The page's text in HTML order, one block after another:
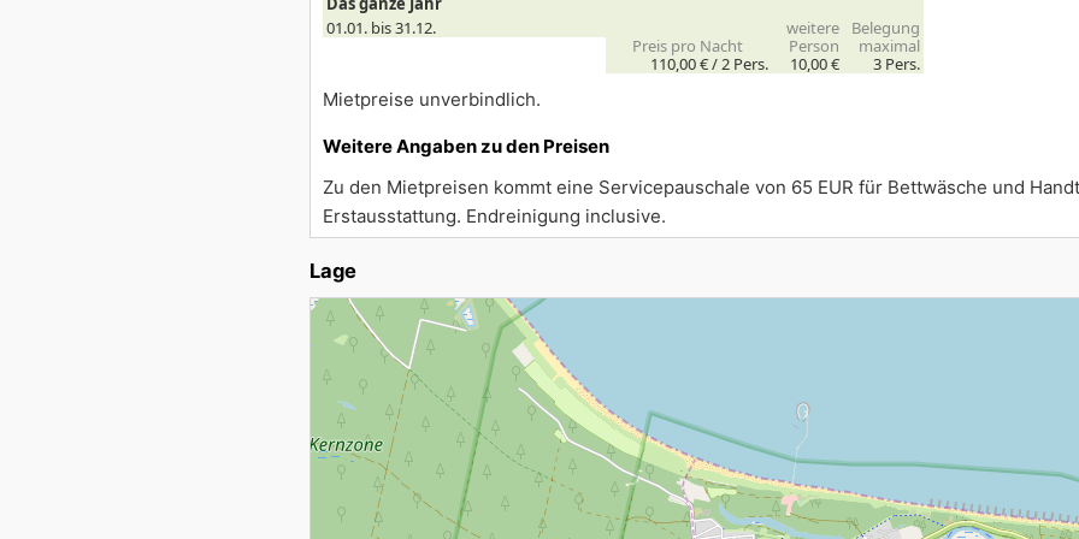
01.01. bis 31.12.
Preis pro Nacht
weitere
Person
Belegung
maximal
110,00 € /2 Pers. 10,00 € 3 Pers.
Mietpreise unverbindlich.
Weitere Angaben zu den Preisen
Zu den Mietpreisen kommt eine Servicepauschale von 65 EUR für Bettwäsche und
Erstausstattung. Endreinigung inclusive.
Lage
Lade Lageplan